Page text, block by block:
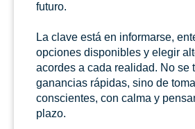
futuro.
La clave está en informarse,
opciones disponibles y elegir
acordes a cada realidad. No se
ganancias rápidas, sino de
conscientes, con calma y
plazo.